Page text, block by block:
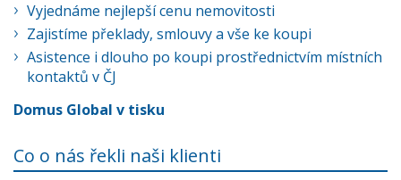
Vyjednáme nejlepší cenu nemovitosti
Zajistíme překlady, smlouvy a vše ke koupi
Asistence i dlouho po koupi prostřednictvím místních
kontaktů v ČJ
Domus Global v tisku
Co o nás řekli naši klienti